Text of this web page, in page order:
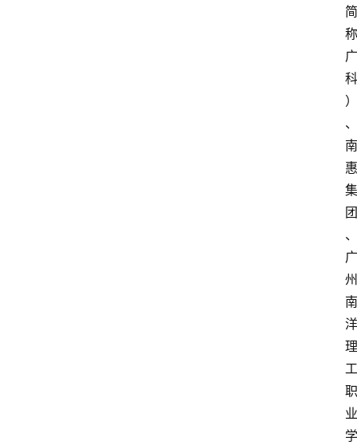
简
称
广
科
）
、
南
惠
集
团
、
广
州
南
洋
理
工
职
业
学